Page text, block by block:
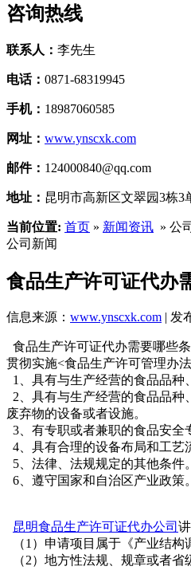
咨询热线
联系人： 李先生
电话： 0871-68319945
手机： 18987060585
网址： www.ynscxk.com
邮件： 124000840@qq.com
地址： 昆明市高新区文翠园3栋3
当前位置: 首页 » 新闻资讯 » 公
公司新闻
食品生产许可证代办
信息来源： www.ynscxk.com | 发
食品生产许可证代办需要哪些
贯彻实施<食品生产许可管理办
1、具有与生产经营的食品品种
2、具有与生产经营的食品品
废弃物的设备或者设施。
3、有专职或者兼职的食品安全
4、具有合理的设备布局和工艺
5、法律、法规规定的其他条件。
6、遵守国家和自治区产业政策。
昆明食品生产许可证代办公司
（1）申请项目属于《产业结构
（2）地方性法规、规章或者省